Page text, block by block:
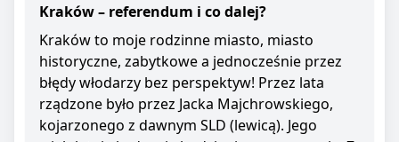
Kraków – referendum i co dalej?
Kraków to moje rodzinne miasto, miasto
historyczne, zabytkowe a jednocześnie przez
błędy włodarzy bez perspektyw! Przez lata
rządzone było przez Jacka Majchrowskiego,
kojarzonego z dawnym SLD (lewicą). Jego